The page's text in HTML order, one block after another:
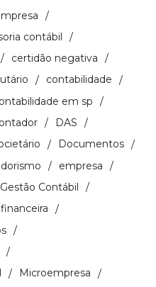
contábil
certidão negativa
contabilidade
em sp
DAS
Documentos
empresa
Gestão Contábil
Microempresa